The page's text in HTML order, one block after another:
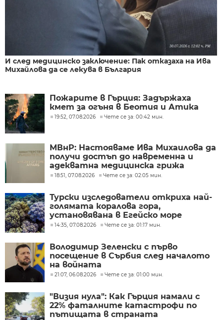
И след медицинско заключение: Пак отказаха на Ива
Михайлова да се лекува в България
Пожарите в Гърция: Задържаха
кмет за огъня в Беотия и Атика
19:52, 07.08.2026 Чете се за: 00:42 мин.
МВнР: Настояваме Ива Михаилова да
получи достъп до навременна и
адекватна медицинска грижа
18:51, 07.08.2026 Чете се за: 02:05 мин.
Турски изследователи откриха най-
голямата коралова гора,
установявана в Егейско море
14:35, 07.08.2026 Чете се за: 01:17 мин.
Володимир Зеленски с първо
посещение в Сърбия след началото
на войната
21:07, 06.08.2026 Чете се за: 01:00 мин.
"Визия нула": Как Гърция намали с
22% фаталните катастрофи по
пътищата в страната